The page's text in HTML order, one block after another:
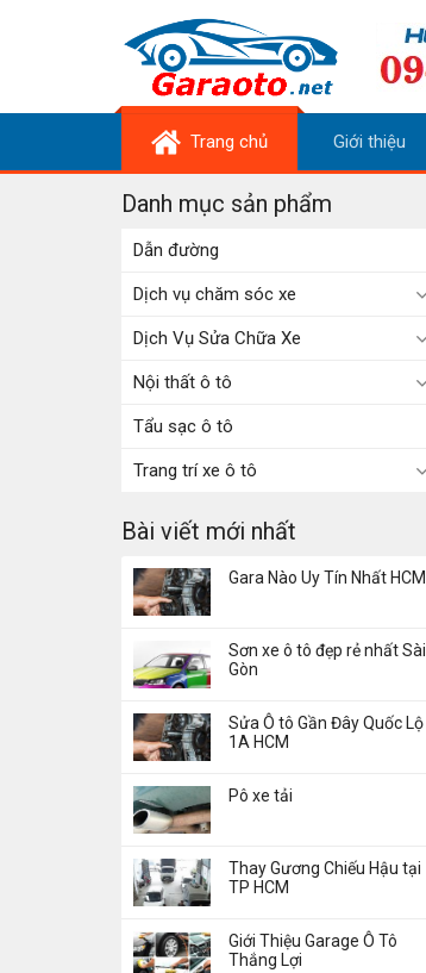
Trang chủ Giới thiệu
Danh mục sản phẩm
Dẫn đường
Dịch vụ chăm sóc xe
Dịch Vụ Sửa Chữa Xe
Nội thất ô tô
Tẩu sạc ô tô
Trang trí xe ô tô
Bài viết mới nhất
Gara Nào Uy Tín Nhất HCM
Sơn xe ô tô đẹp rẻ nhất Sài
Gòn
Sửa Ô tô Gần Đây Quốc Lộ
1A HCM
Pô xe tải
Thay Gương Chiếu Hậu tại
TP HCM
Giới Thiệu Garage Ô Tô
Thắng Lợi